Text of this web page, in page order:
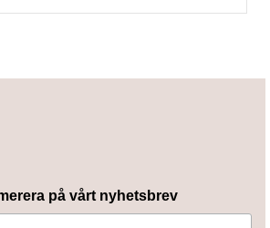
på vårt nyhetsbrev